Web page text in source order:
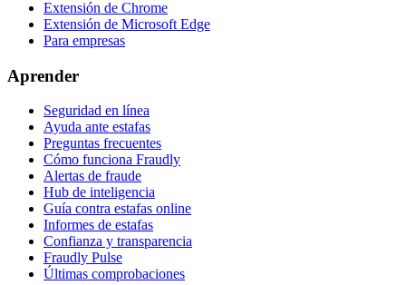
Extensión de Chrome
Extensión de Microsoft Edge
Para empresas
Aprender
Seguridad en línea
Ayuda ante estafas
Preguntas frecuentes
Cómo funciona Fraudly
Alertas de fraude
Hub de inteligencia
Guía contra estafas online
Informes de estafas
Confianza y transparencia
Fraudly Pulse
Últimas comprobaciones